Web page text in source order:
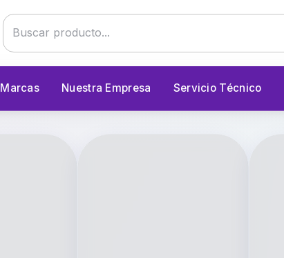
Marcas Nuestra Empresa Servicio Técnico